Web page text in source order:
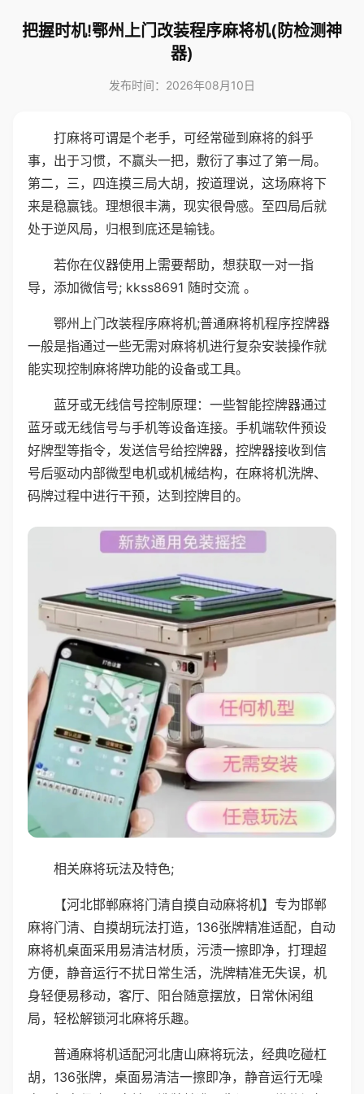
把握时机!鄂州上门改装程序麻将机(防检测神
器)
发布时间：2026年08月10日
打麻将可谓是个老手，可经常碰到麻将的斜乎
事，出于习惯，不赢头一把，敷衍了事过了第一局。
第二，三，四连摸三局大胡，按道理说，这场麻将下
来是稳赢钱。理想很丰满，现实很骨感。至四局后就
处于逆风局，归根到底还是输钱。
若你在仪器使用上需要帮助，想获取一对一指
导，添加微信号; kkss8691 随时交流 。
鄂州上门改装程序麻将机;普通麻将机程序控牌器
一般是指通过一些无需对麻将机进行复杂安装操作就
能实现控制麻将牌功能的设备或工具。
蓝牙或无线信号控制原理：一些智能控牌器通过
蓝牙或无线信号与手机等设备连接。手机端软件预设
好牌型等指令，发送信号给控牌器，控牌器接收到信
号后驱动内部微型电机或机械结构，在麻将机洗牌、
码牌过程中进行干预，达到控牌目的。
相关麻将玩法及特色;
【河北邯郸麻将门清自摸自动麻将机】专为邯郸
麻将门清、自摸胡玩法打造，136张牌精准适配，自动
麻将机桌面采用易清洁材质，污渍一擦即净，打理超
方便，静音运行不扰日常生活，洗牌精准无失误，机
身轻便易移动，客厅、阳台随意摆放，日常休闲组
局，轻松解锁河北麻将乐趣。
普通麻将机适配河北唐山麻将玩法，经典吃碰杠
胡，136张牌，桌面易清洁一擦即净，静音运行无噪